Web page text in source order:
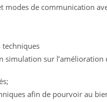
modes de communication
techniques
simulation sur l’amélioration
afin de pourvoir au